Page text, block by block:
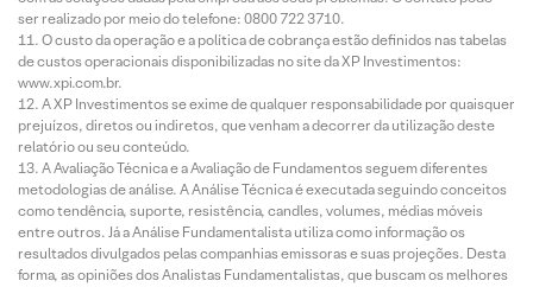
ser realizado por meio do telefone: 0800 722 3710.
O custo da operação e a política de cobrança estão definidos nas tabelas
de custos operacionais disponibilizadas no site da XP Investimentos:
www.xpi.com.br.
A XP Investimentos se exime de qualquer responsabilidade por quaisquer
prejuízos, diretos ou indiretos, que venham a decorrer da utilização deste
relatório ou seu conteúdo.
A Avaliação Técnica e a Avaliação de Fundamentos seguem diferentes
metodologias de análise. A Análise Técnica é executada seguindo conceitos
como tendência, suporte, resistência, candles, volumes, médias móveis
entre outros. Já a Análise Fundamentalista utiliza como informação os
resultados divulgados pelas companhias emissoras e suas projeções. Desta
forma, as opiniões dos Analistas Fundamentalistas, que buscam os melhores